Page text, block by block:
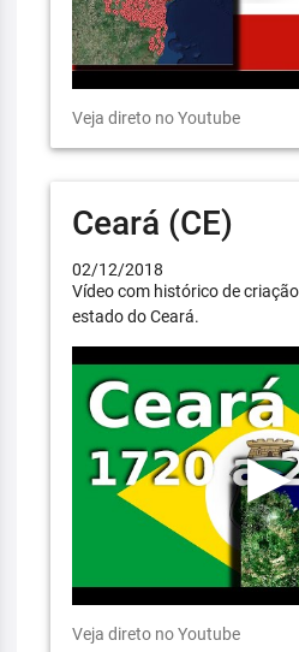
Veja direto no Youtube
Ceará (CE)
02/12/2018
Vídeo com histórico de
estado do Ceará.
Veja direto no Youtube